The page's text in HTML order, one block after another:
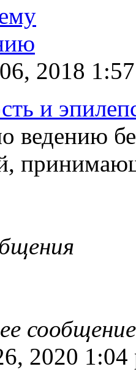
2018
и
ведению
сообщение
2020 1:04